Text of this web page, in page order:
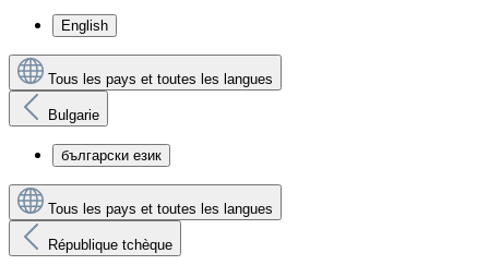
English
Tous les pays et toutes les langues
Bulgarie
български език
Tous les pays et toutes les langues
République tchèque